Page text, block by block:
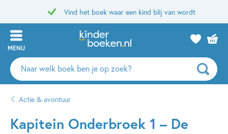
Vind het boek waar een kind blij van wordt
MENU
Zoeken
naar
auteurs
uitgevers
Actie & avontuur
Kapitein Onderbroek 1 – De